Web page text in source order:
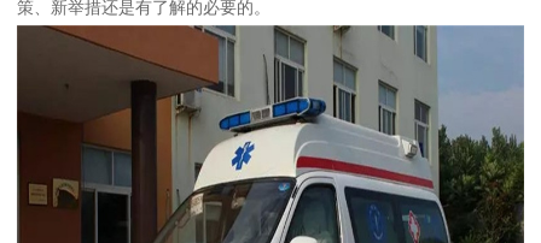
策、新举措还是有了解的必要的。